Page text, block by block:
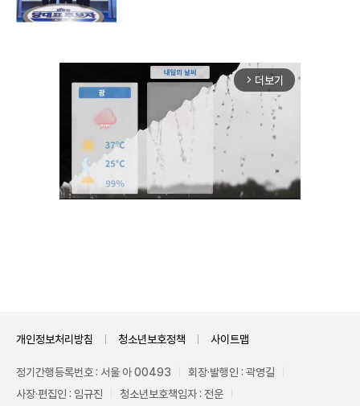
arrow_forward_ios 더보기
개인정보처리방침 청소년보호정책 사이트맵
정기간행등록번호 : 서울 아 00493
회장·발행인 : 곽영길
사장·편집인 : 임규진
청소년보호책임자 : 전운